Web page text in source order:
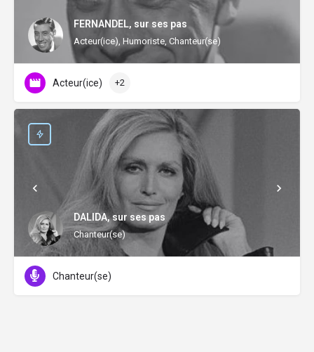
FERNANDEL, sur ses pas
Acteur(ice), Humoriste, Chanteur(se)
Acteur(ice) +2
DALIDA, sur ses pas
Chanteur(se)
Chanteur(se)